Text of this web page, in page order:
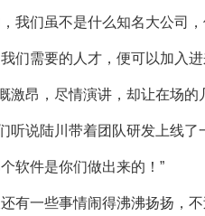
，我们虽不是什么知名大公司
我们需要的人才，便可以加入
激昂，尽情演讲，却让在场的
听说陆川带着团队研发上线了
软件是你们做出来的！”
还有一些事情闹得沸沸扬扬，